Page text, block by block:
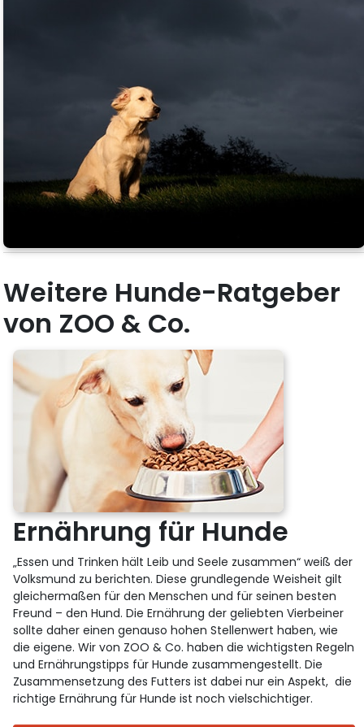
Weitere Hunde-Ratgeber
von ZOO & Co.
Ernährung für Hunde
„Essen und Trinken hält Leib und Seele zusammen“ weiß der
Volksmund zu berichten. Diese grundlegende Weisheit gilt
gleichermaßen für den Menschen und für seinen besten
Freund – den Hund. Die Ernährung der geliebten Vierbeiner
sollte daher einen genauso hohen Stellenwert haben, wie
die eigene. Wir von ZOO & Co. haben die wichtigsten Regeln
und Ernährungstipps für Hunde zusammengestellt. Die
Zusammensetzung des Futters ist dabei nur ein Aspekt, die
richtige Ernährung für Hunde ist noch vielschichtiger.